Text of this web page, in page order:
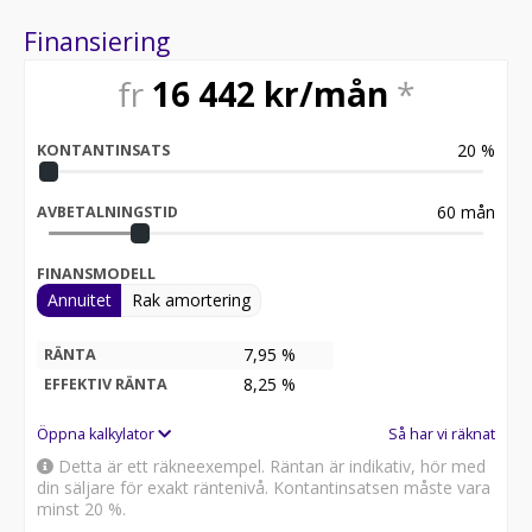
Finansiering
fr 16 442 kr/mån *
KONTANTINSATS 20 %
AVBETALNINGSTID 60 mån
FINANSMODELL
Annuitet Rak amortering
RÄNTA 7,95 %
EFFEKTIV RÄNTA 8,25 %
Öppna kalkylator Så har vi räknat
Detta är ett räkneexempel. Räntan är indikativ, hör med
din säljare för exakt räntenivå. Kontantinsatsen måste vara
minst 20 %.